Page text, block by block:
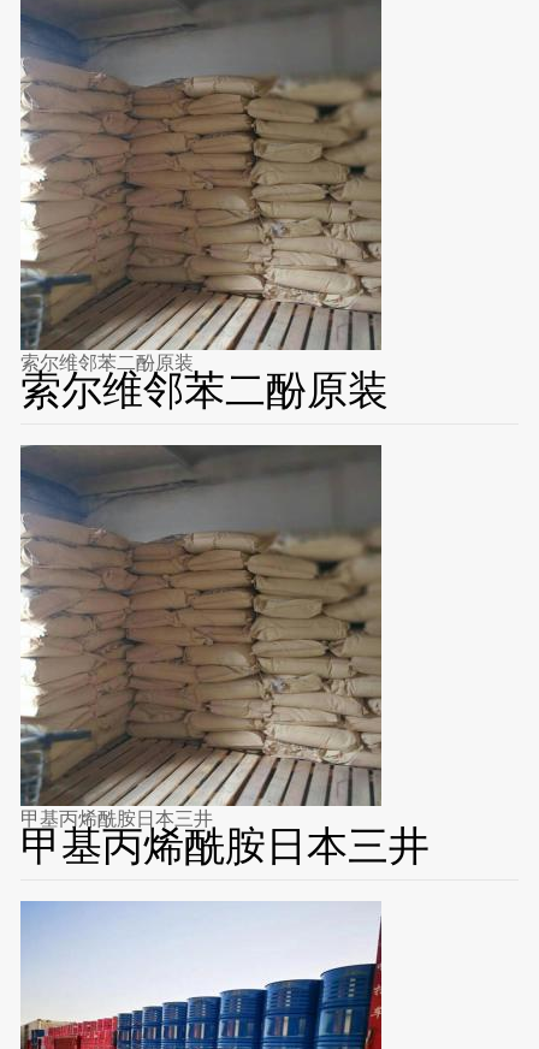
索尔维邻苯二酚原装
索尔维邻苯二酚原装
甲基丙烯酰胺日本三井
甲基丙烯酰胺日本三井